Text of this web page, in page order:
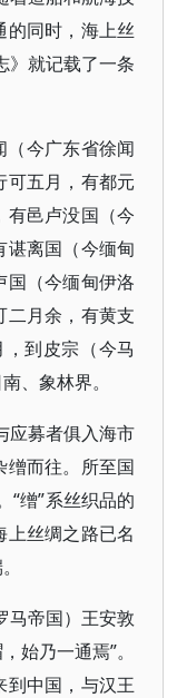
的同时，海上丝
》就记载了一条
（今广东省徐闻
可五月，有都元
有邑卢没国（今
谌离国（今缅甸
国（今缅甸伊洛
二月余，有黄支
到皮宗（今马
、象林界。
应募者俱入海市
缯而往。所至国
“缯”系丝织品的
丝绸之路已名
马帝国）王安敦
始乃一通焉”。
到中国，与汉王